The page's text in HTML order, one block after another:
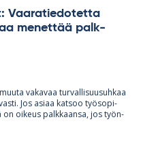
Vaa­ra­tie­do­tetta
me­net­tää palk­
va­ka­vaa tur­val­li­suusuh­kaa
Jos asiaa kat­soo työ­so­pi­
on oi­keus palk­kaansa, jos työn­